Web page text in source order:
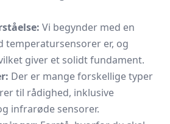
Vi begynder med en
temperatursensorer er, og
giver et solidt fundament.
Der er mange forskellige typer
til rådighed, inklusive
infrarøde sensorer.